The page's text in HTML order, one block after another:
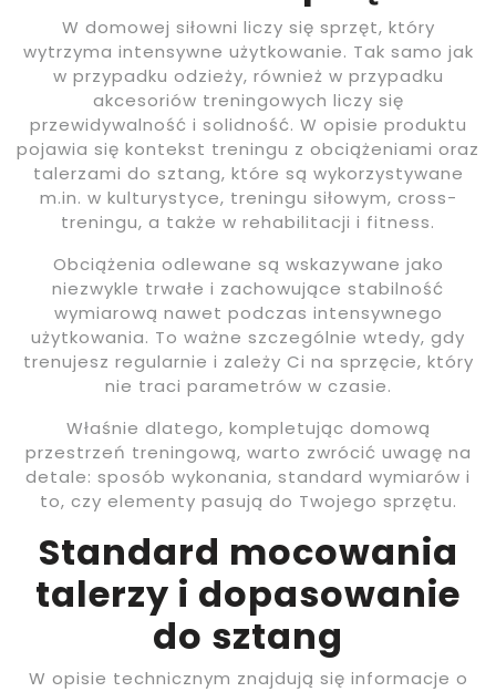
W domowej siłowni liczy się sprzęt, który
wytrzyma intensywne użytkowanie. Tak samo jak
w przypadku odzieży, również w przypadku
akcesoriów treningowych liczy się
przewidywalność i solidność. W opisie produktu
pojawia się kontekst treningu z obciążeniami oraz
talerzami do sztang, które są wykorzystywane
m.in. w kulturystyce, treningu siłowym, cross-
treningu, a także w rehabilitacji i fitness.
Obciążenia odlewane są wskazywane jako
niezwykle trwałe i zachowujące stabilność
wymiarową nawet podczas intensywnego
użytkowania. To ważne szczególnie wtedy, gdy
trenujesz regularnie i zależy Ci na sprzęcie, który
nie traci parametrów w czasie.
Właśnie dlatego, kompletując domową
przestrzeń treningową, warto zwrócić uwagę na
detale: sposób wykonania, standard wymiarów i
to, czy elementy pasują do Twojego sprzętu.
Standard mocowania
talerzy i dopasowanie
do sztang
W opisie technicznym znajdują się informacje o